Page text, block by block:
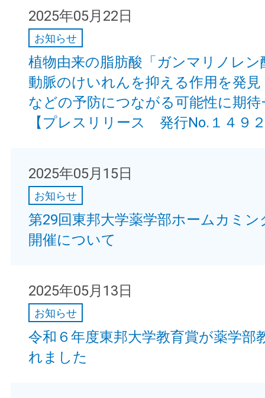
2025年05月22日
お知らせ
植物由来の脂肪酸「ガンマリノレン
動脈のけいれんを抑える作用を発
などの予防につながる可能性に期
【プレスリリース 発行No.１４９
2025年05月15日
お知らせ
第29回東邦大学薬学部ホームカミ
開催について
2025年05月13日
お知らせ
令和６年度東邦大学教育賞が薬学部
れました